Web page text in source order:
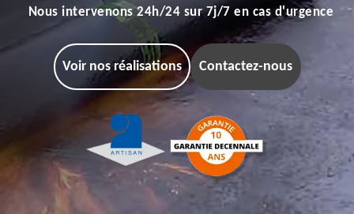
Nous intervenons 24h/24 sur 7j/7 en cas d'urgence
Voir nos réalisations Contactez-nous